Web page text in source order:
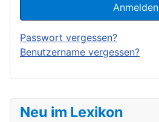
Neu im Lexikon
Anmelden
Passwort vergessen?
Benutzername vergessen?